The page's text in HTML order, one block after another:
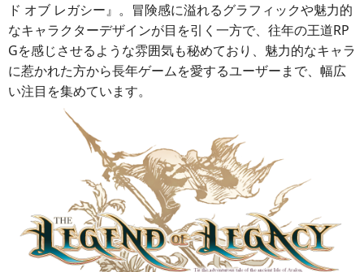
ド オブ レガシー』。冒険感に溢れるグラフィックや魅力的
なキャラクターデザインが目を引く一方で、往年の王道RP
Gを感じさせるような雰囲気も秘めており、魅力的なキャラ
に惹かれた方から長年ゲームを愛するユーザーまで、幅広
い注目を集めています。